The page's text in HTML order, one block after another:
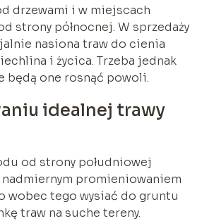
drzewami i w miejscach
strony północnej. W sprzedaży
nasiona traw do cienia
i życica. Trzeba jednak
będą one rosnąć powoli.
idealnej trawy
od strony południowej
promieniowaniem
wobec tego wysiać do gruntu
traw na suche tereny.